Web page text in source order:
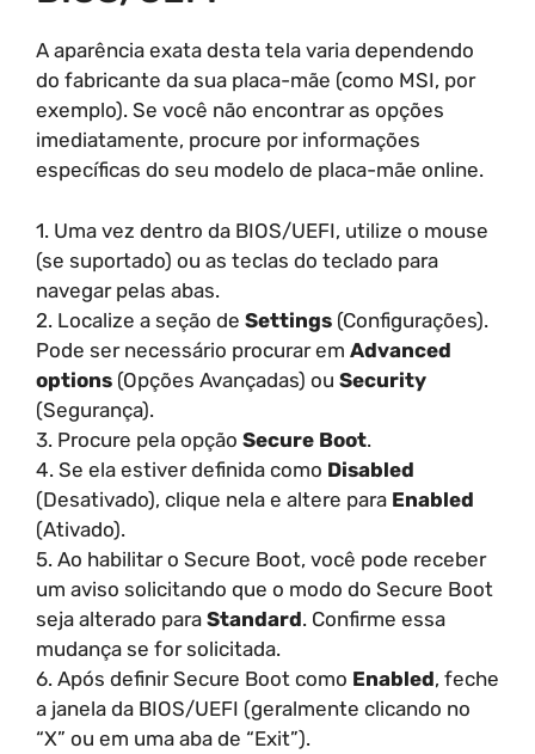
A aparência exata desta tela varia dependendo
do fabricante da sua placa-mãe (como MSI, por
exemplo). Se você não encontrar as opções
imediatamente, procure por informações
específicas do seu modelo de placa-mãe online.
1. Uma vez dentro da BIOS/UEFI, utilize o mouse
(se suportado) ou as teclas do teclado para
navegar pelas abas.
2. Localize a seção de Settings (Configurações).
Pode ser necessário procurar em Advanced
options (Opções Avançadas) ou Security
(Segurança).
3. Procure pela opção Secure Boot.
4. Se ela estiver definida como Disabled
(Desativado), clique nela e altere para Enabled
(Ativado).
5. Ao habilitar o Secure Boot, você pode receber
um aviso solicitando que o modo do Secure Boot
seja alterado para Standard. Confirme essa
mudança se for solicitada.
6. Após definir Secure Boot como Enabled, feche
a janela da BIOS/UEFI (geralmente clicando no
“X” ou em uma aba de “Exit”).